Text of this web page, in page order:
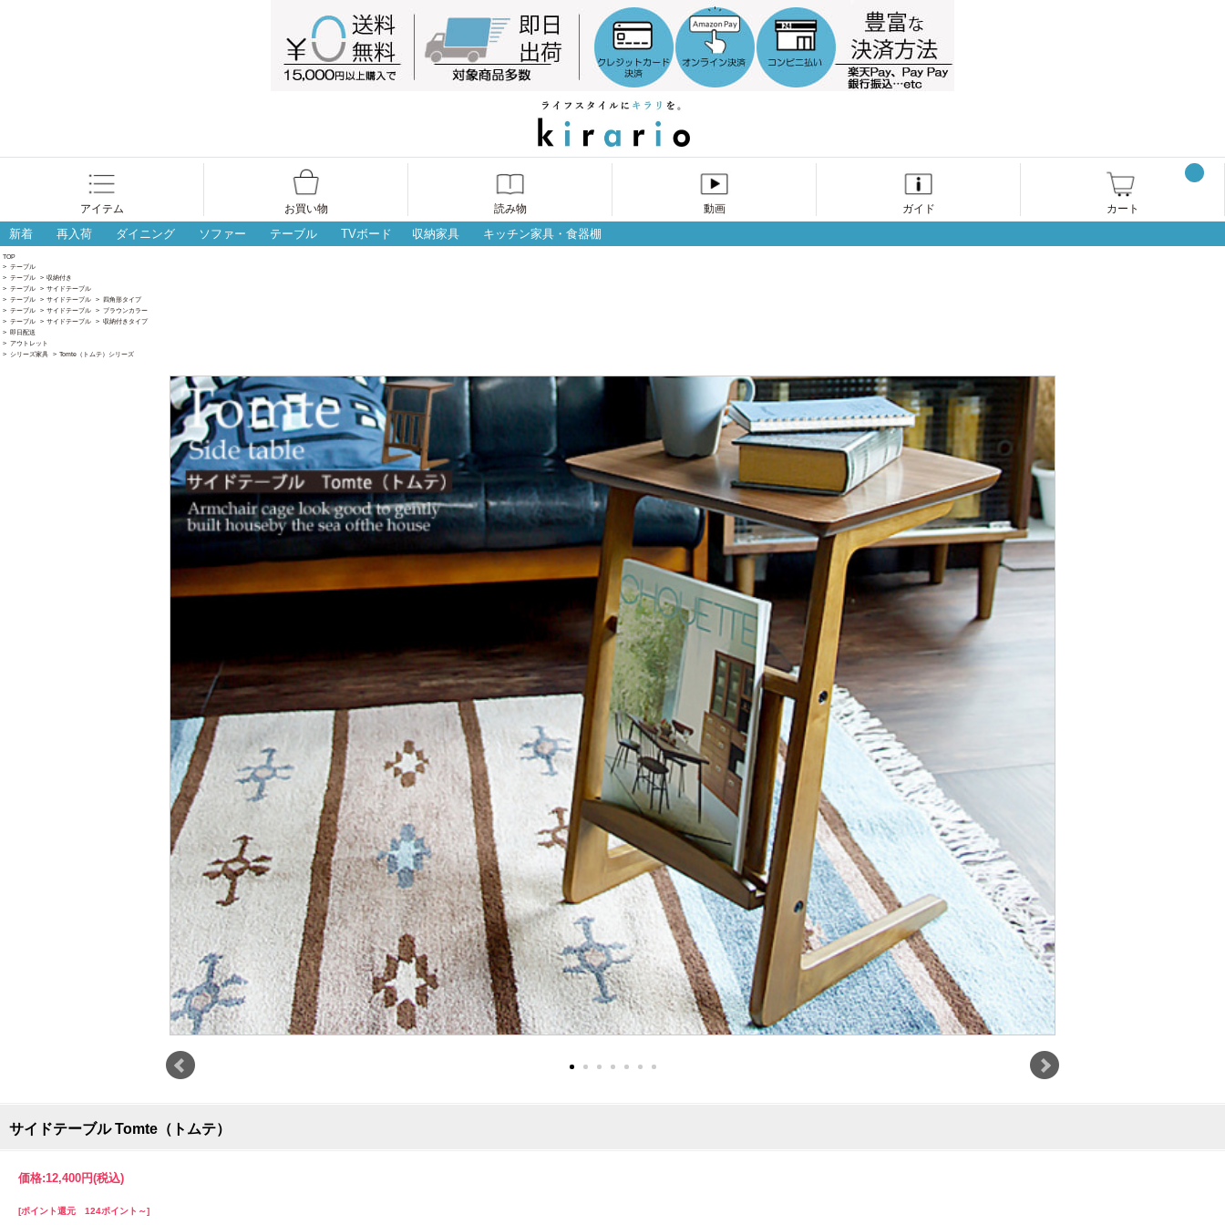
アイテム お買い物 読み物 動画 ガイド カート
新着 再入荷 ダイニング ソファー テーブル TVボード 収納家具 キッチン家具・食器棚
TOP
> テーブル
> テーブル > 収納付き
> テーブル > サイドテーブル
> テーブル > サイドテーブル > 四角形タイプ
> テーブル > サイドテーブル > ブラウンカラー
> テーブル > サイドテーブル > 収納付きタイプ
> 即日配送
> アウトレット
> シリーズ家具 > Tomte（トムテ）シリーズ
サイドテーブル Tomte（トムテ）
価格:12,400円(税込)
[ポイント還元 124ポイント～]